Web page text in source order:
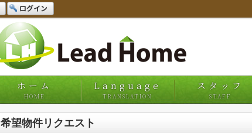
ログイン
ホーム
HOME
Language
TRANSLATION
スタッフ
STAFF
希望物件リクエスト